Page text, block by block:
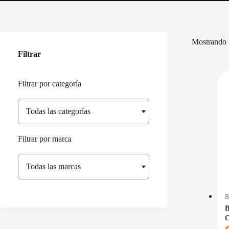
Mostrando
Filtrar
Filtrar por categoría
Todas las categorías
Filtrar por marca
Todas las marcas